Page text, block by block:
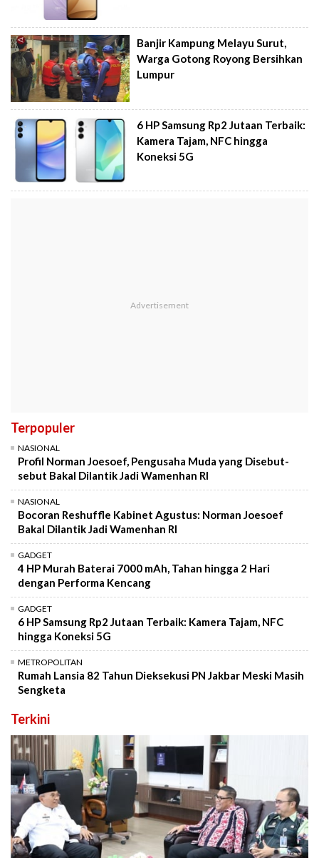
Banjir Kampung Melayu Surut,
Warga Gotong Royong Bersihkan
Lumpur
6 HP Samsung Rp2 Jutaan Terbaik:
Kamera Tajam, NFC hingga
Koneksi 5G
Terpopuler
NASIONAL
Profil Norman Joesoef, Pengusaha Muda yang Disebut-
sebut Bakal Dilantik Jadi Wamenhan RI
NASIONAL
Bocoran Reshuffle Kabinet Agustus: Norman Joesoef
Bakal Dilantik Jadi Wamenhan RI
GADGET
4 HP Murah Baterai 7000 mAh, Tahan hingga 2 Hari
dengan Performa Kencang
GADGET
6 HP Samsung Rp2 Jutaan Terbaik: Kamera Tajam, NFC
hingga Koneksi 5G
METROPOLITAN
Rumah Lansia 82 Tahun Dieksekusi PN Jakbar Meski Masih
Sengketa
Terkini